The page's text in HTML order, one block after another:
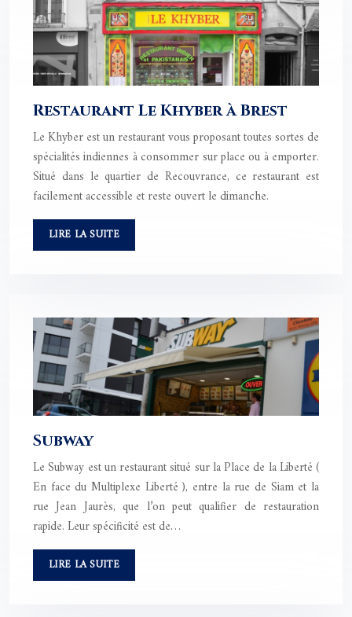
Restaurant Le Khyber à Brest
Le Khyber est un restaurant vous proposant toutes sortes de
spécialités indiennes à consommer sur place ou à emporter.
Situé dans le quartier de Recouvrance, ce restaurant est
facilement accessible et reste ouvert le dimanche.
LIRE LA SUITE
Subway
Le Subway est un restaurant situé sur la Place de la Liberté (
En face du Multiplexe Liberté ), entre la rue de Siam et la
rue Jean Jaurès, que l’on peut qualifier de restauration
rapide. Leur spécificité est de…
LIRE LA SUITE